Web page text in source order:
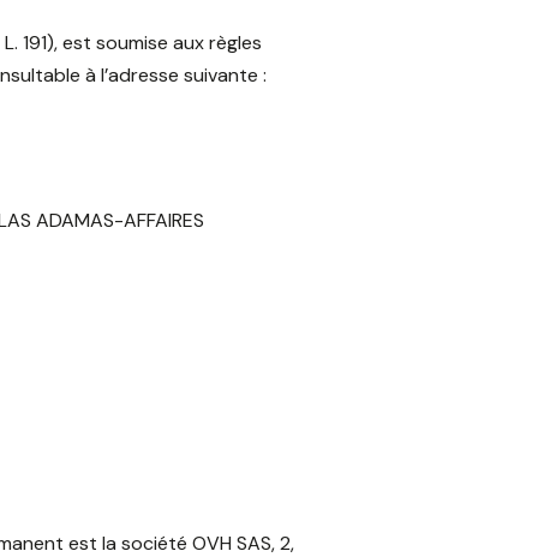
191), est soumise aux règles
à l’adresse suivante :
ADAMAS-AFFAIRES
est la société OVH SAS, 2,